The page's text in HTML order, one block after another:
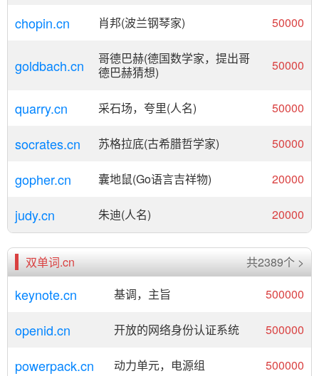
chopin.cn 肖邦(波兰钢琴家) 50000
goldbach.cn
哥德巴赫(德国数学家，提出哥
德巴赫猜想)
50000
quarry.cn 采石场，夸里(人名) 50000
socrates.cn 苏格拉底(古希腊哲学家) 50000
gopher.cn 囊地鼠(Go语言吉祥物) 20000
judy.cn 朱迪(人名) 20000
双单词.cn 共2389个 >
keynote.cn 基调，主旨 500000
openid.cn 开放的网络身份认证系统 500000
powerpack.cn 动力单元，电源组 500000